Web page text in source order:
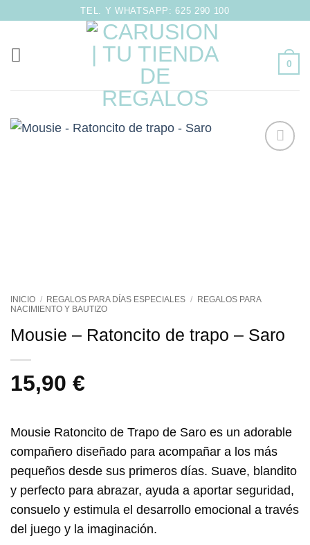
contenido
TEL. Y WHATSAPP: 625 290 100
0
INICIO / REGALOS PARA DÍAS ESPECIALES /
REGALOS PARA
NACIMIENTO Y BAUTIZO
Mousie – Ratoncito de trapo – Saro
15,90 €
Mousie Ratoncito de Trapo de Saro es un adorable
compañero diseñado para acompañar a los más
pequeños desde sus primeros días. Suave, blandito
y perfecto para abrazar, ayuda a aportar seguridad,
consuelo y estimula el desarrollo emocional a través
del juego y la imaginación.